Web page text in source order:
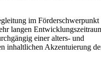
im Förderschwerpunkt
langen
einer alters- und
inhaltlichen Akzentuierung